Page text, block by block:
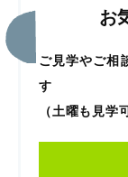
お
ご見学やご相
す
（土曜も見学